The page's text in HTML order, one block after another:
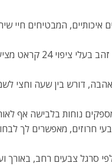
איכותיים, המבטיחים חיי
: חרוזים עם ציפוי זהב
דורש בין שעה וחצי
נוחות בלבישה אף
חרוזים, מאפשרים לך
סרגל צבעים רחב, באורך